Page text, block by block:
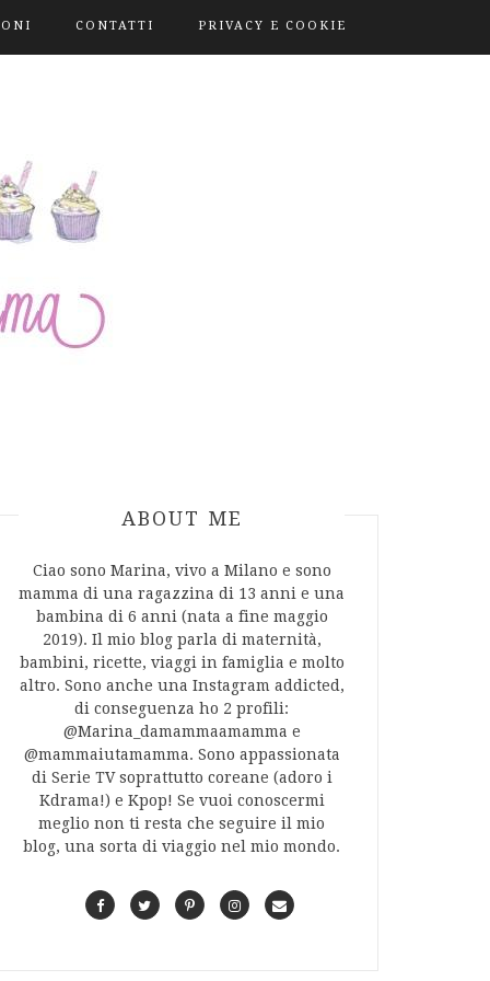
CONTATTI PRIVACY E COOKIE
ABOUT AUTHOR
ABOUT ME
Ciao sono Marina, vivo a Milano e sono
mamma di una ragazzina di 13 anni e una
bambina di 6 anni (nata a fine maggio
2019). Il mio blog parla di maternità,
bambini, ricette, viaggi in famiglia e molto
altro. Sono anche una Instagram addicted,
di conseguenza ho 2 profili:
@Marina_damammaamamma e
@mammaiutamamma. Sono appassionata
di Serie TV soprattutto coreane (adoro i
Kdrama!) e Kpop! Se vuoi conoscermi
meglio non ti resta che seguire il mio
blog, una sorta di viaggio nel mio mondo.
F
T
P
I
C